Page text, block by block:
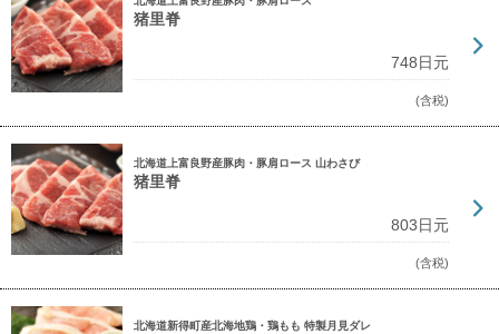
猪里脊
748日元
(含税)
北海道上富良野産豚肉・豚肩ロース 山わさび
猪里脊
803日元
(含税)
北海道新得町産北海地鶏・鶏もも 特製月見ダレ